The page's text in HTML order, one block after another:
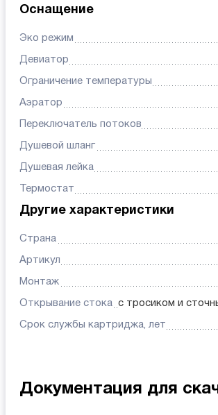
Оснащение
Эко режим
Девиатор
Ограничение температуры
Аэратор
Переключатель потоков
Душевой шланг
Душевая лейка
Термостат
Другие характеристики
Страна
Артикул
Монтаж
Открывание стока с тросиком и
Срок службы картриджа, лет
Документация для